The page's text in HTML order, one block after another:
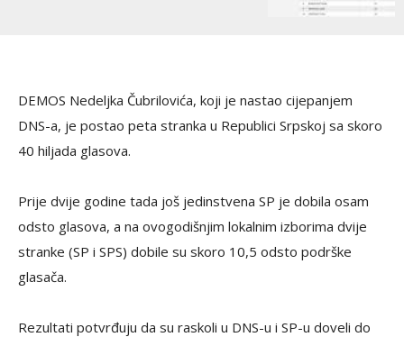
DEMOS Nedeljka Čubrilovića, koji je nastao cijepanjem
DNS-a, je postao peta stranka u Republici Srpskoj sa skoro
40 hiljada glasova.
Prije dvije godine tada još jedinstvena SP je dobila osam
odsto glasova, a na ovogodišnjim lokalnim izborima dvije
stranke (SP i SPS) dobile su skoro 10,5 odsto podrške
glasača.
Rezultati potvrđuju da su raskoli u DNS-u i SP-u doveli do